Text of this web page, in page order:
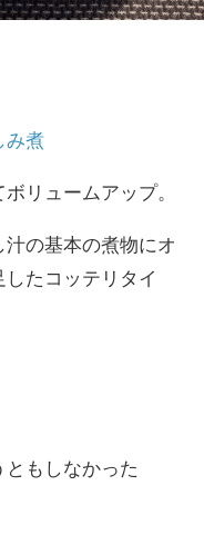
み煮
リュームアップ。
の基本の煮物にオ
たコッテリタイ
もしなかった